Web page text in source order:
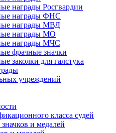
награды Росгвардии
награды ФНС
награды МВД
награды МО
награды МЧС
фрачные значки
заколки для галстука
учреждений
класса судей
и медалей